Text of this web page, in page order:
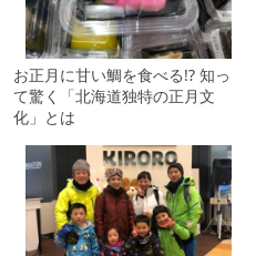
お正月に甘い鯛を食べる!? 知っ
て驚く「北海道独特の正月文
化」とは